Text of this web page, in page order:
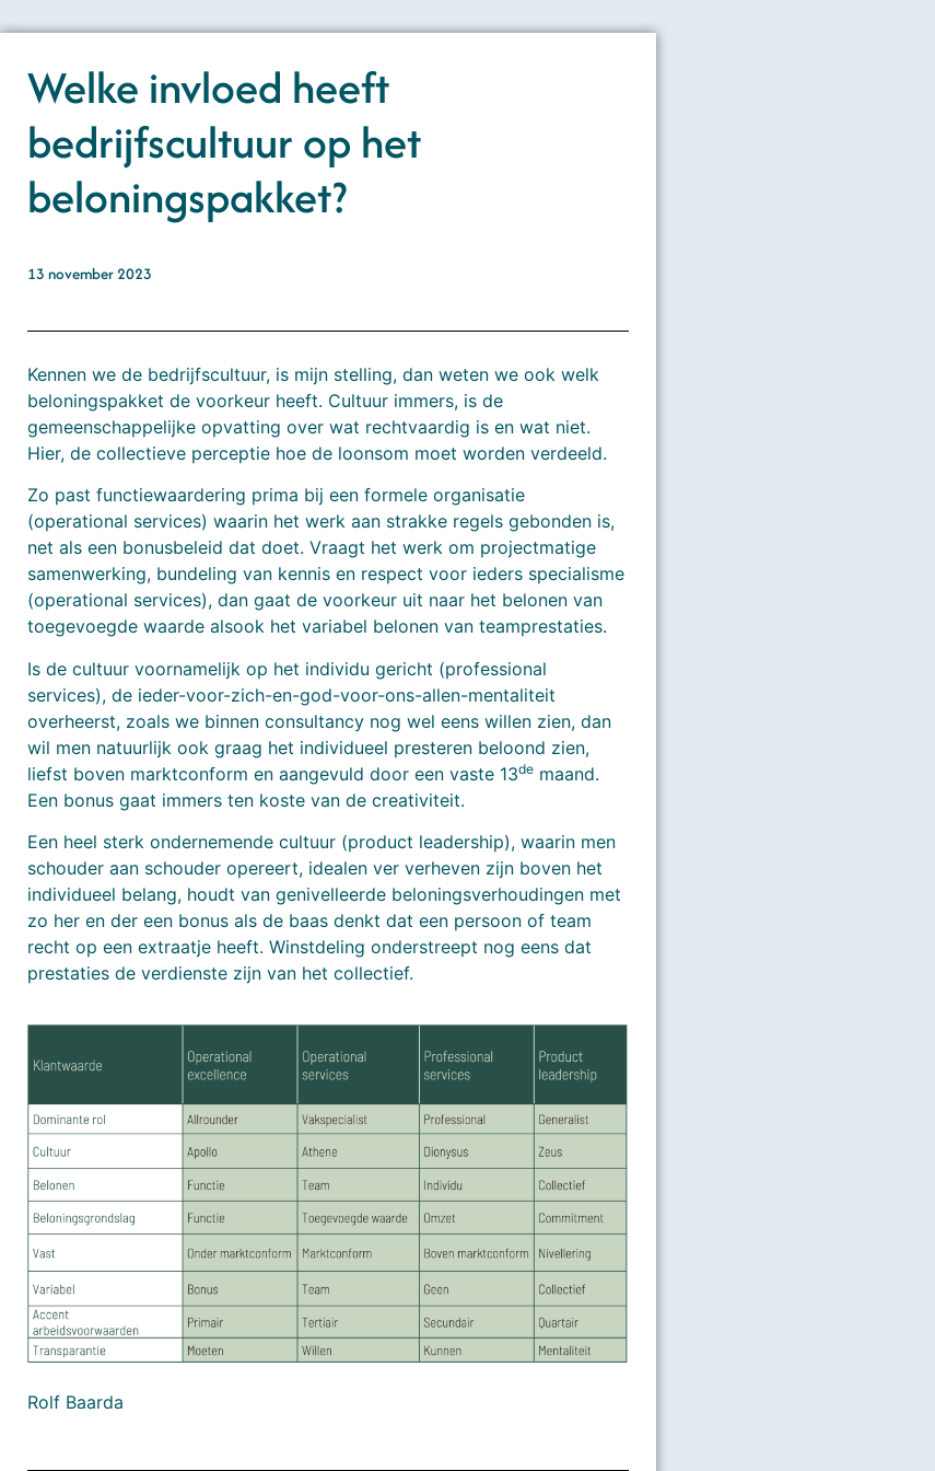
Welke invloed heeft
bedrijfscultuur op het
beloningspakket?
13 november 2023
Kennen we de bedrijfscultuur, is mijn stelling, dan weten we ook welk
beloningspakket de voorkeur heeft. Cultuur immers, is de
gemeenschappelijke opvatting over wat rechtvaardig is en wat niet.
Hier, de collectieve perceptie hoe de loonsom moet worden verdeeld.
Zo past functiewaardering prima bij een formele organisatie
(operational services) waarin het werk aan strakke regels gebonden is,
net als een bonusbeleid dat doet. Vraagt het werk om projectmatige
samenwerking, bundeling van kennis en respect voor ieders specialisme
(operational services), dan gaat de voorkeur uit naar het belonen van
toegevoegde waarde alsook het variabel belonen van teamprestaties.
Is de cultuur voornamelijk op het individu gericht (professional
services), de ieder-voor-zich-en-god-voor-ons-allen-mentaliteit
overheerst, zoals we binnen consultancy nog wel eens willen zien, dan
wil men natuurlijk ook graag het individueel presteren beloond zien,
liefst boven marktconform en aangevuld door een vaste 13de maand.
Een bonus gaat immers ten koste van de creativiteit.
Een heel sterk ondernemende cultuur (product leadership), waarin men
schouder aan schouder opereert, idealen ver verheven zijn boven het
individueel belang, houdt van genivelleerde beloningsverhoudingen met
zo her en der een bonus als de baas denkt dat een persoon of team
recht op een extraatje heeft. Winstdeling onderstreept nog eens dat
prestaties de verdienste zijn van het collectief.
Rolf Baarda